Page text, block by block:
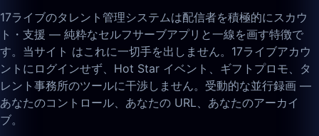
17ライブのタレント管理システムは配信者を積極的にスカウ
ト・支援 — 純粋なセルフサーブアプリと一線を画す特徴で
す。当サイト はこれに一切手を出しません。17ライブアカウ
ントにログインせず、Hot Star イベント、ギフトプロモ、タ
レント事務所のツールに干渉しません。受動的な並行録画 —
あなたのコントロール、あなたの URL、あなたのアーカイ
ブ。